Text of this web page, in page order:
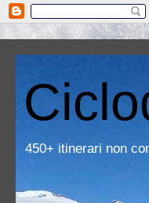
450+ itinerari non